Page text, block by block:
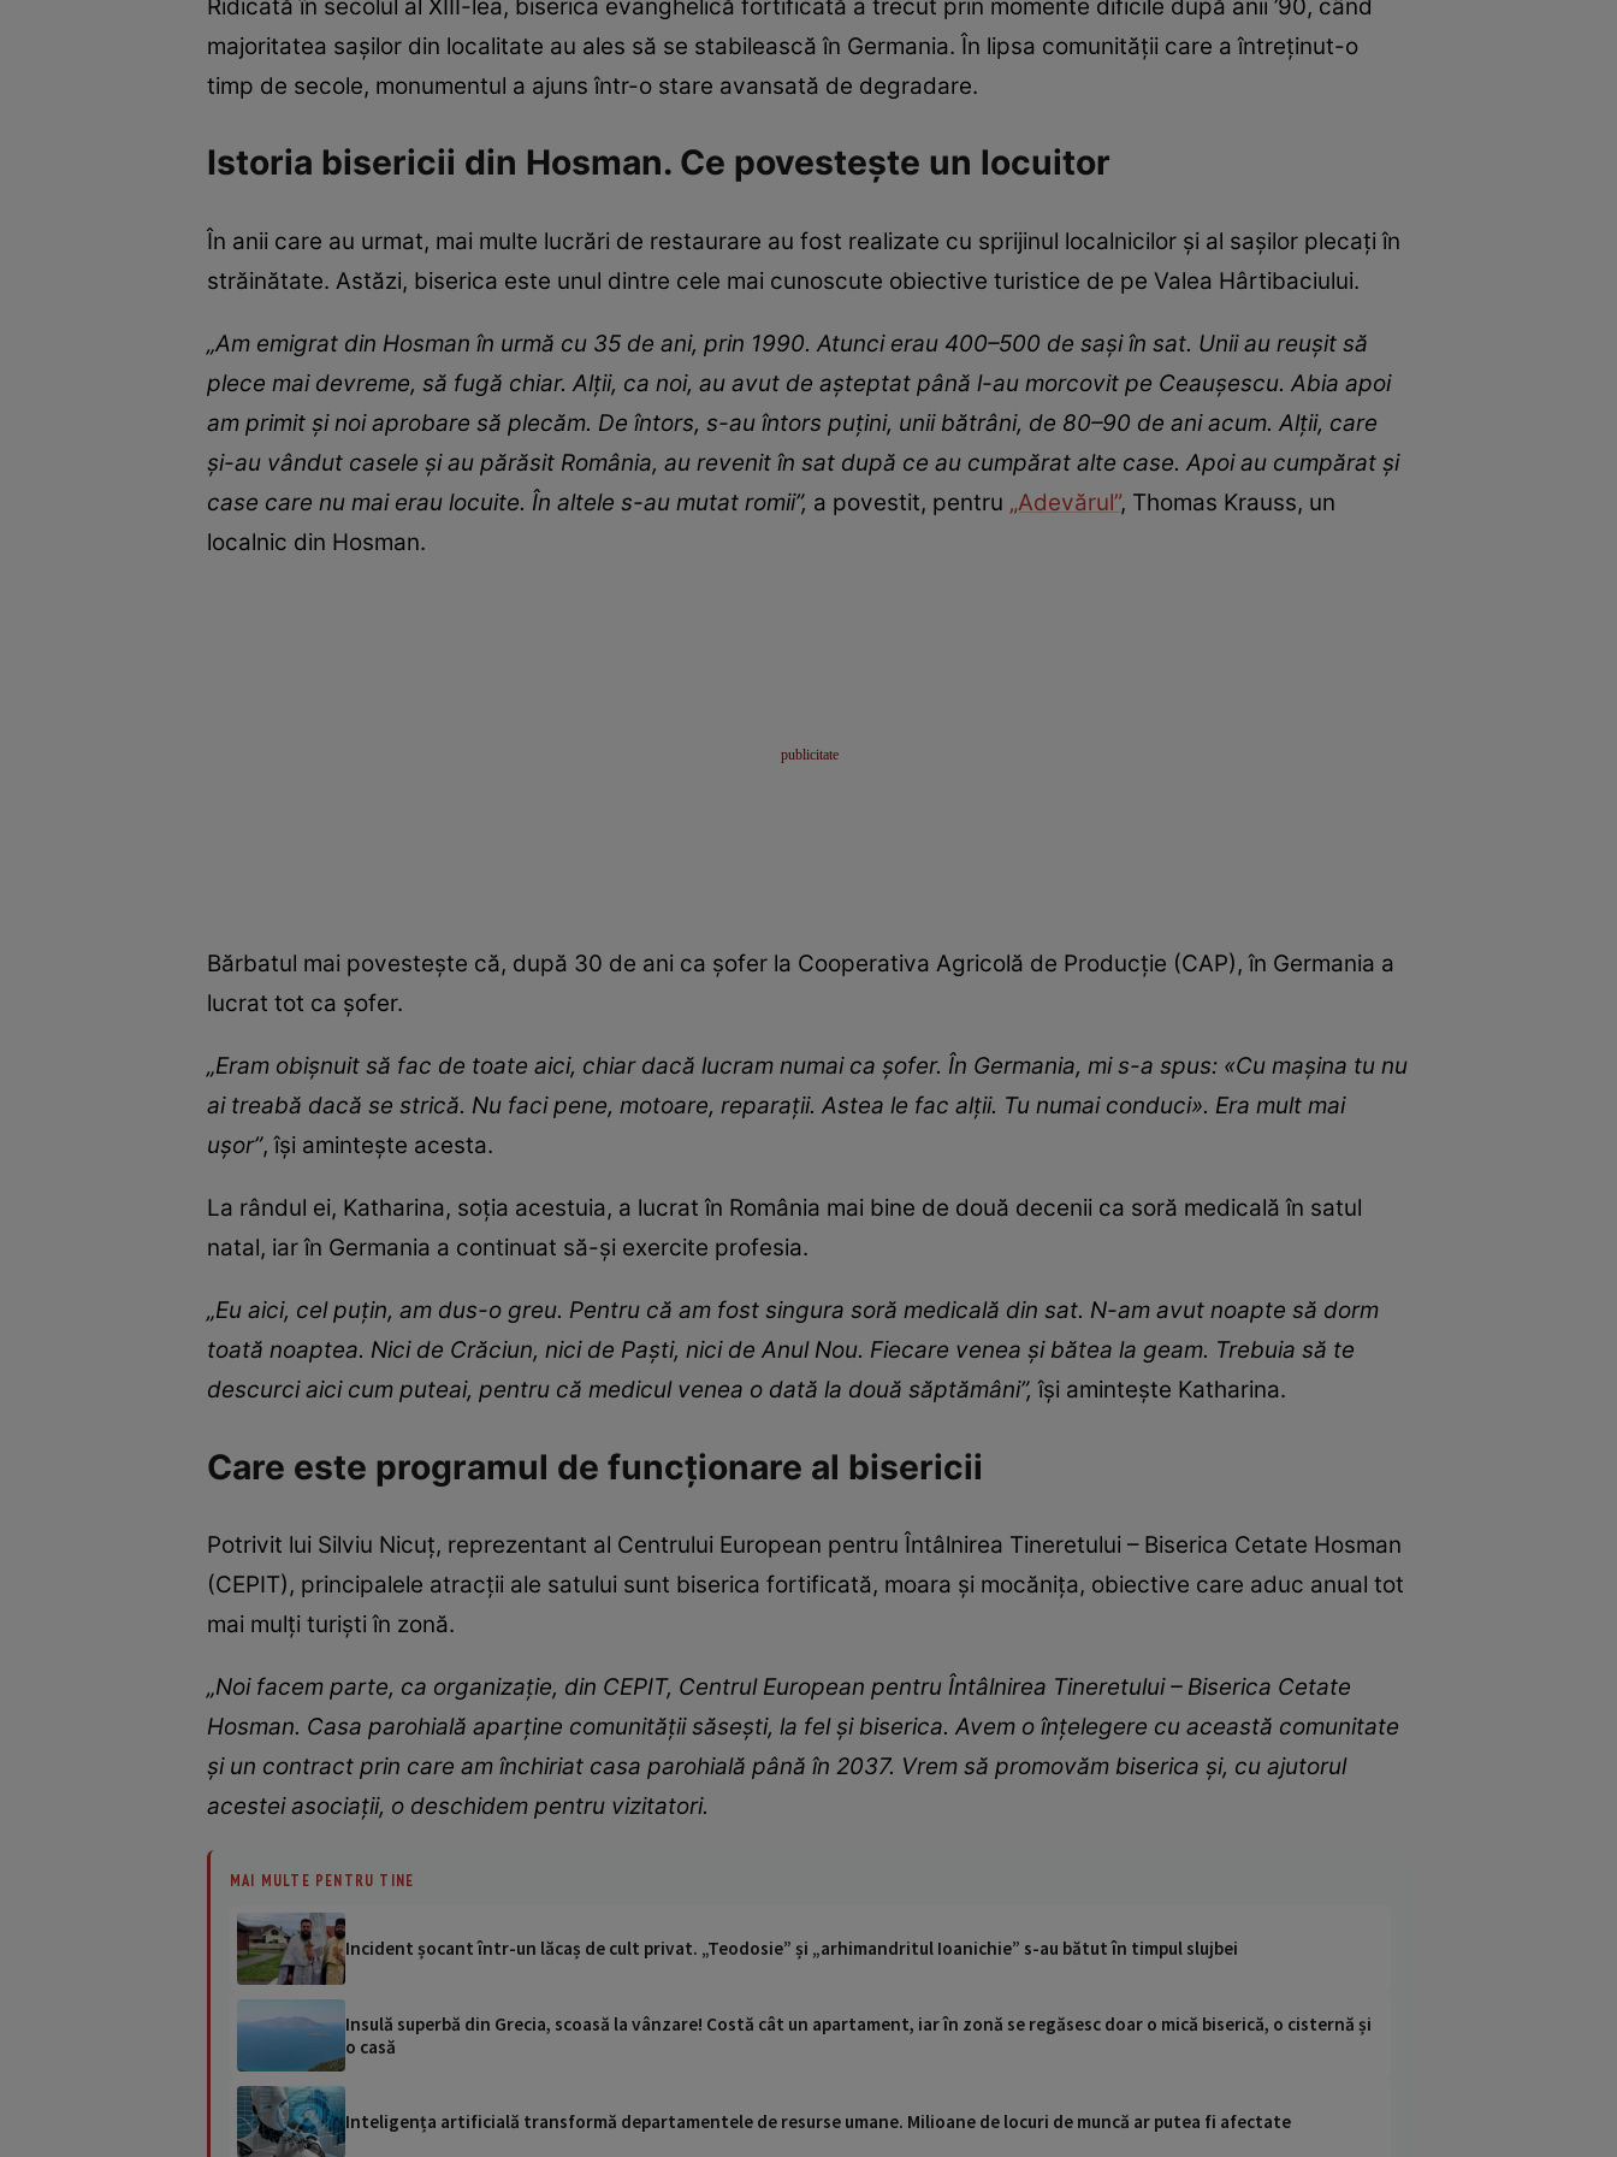
Ridicată în secolul al XIII-lea, biserica evanghelică fortificată a trecut prin momente dificile după anii ’90, când
majoritatea sașilor din localitate au ales să se stabilească în Germania. În lipsa comunității care a întreținut-o
timp de secole, monumentul a ajuns într-o stare avansată de degradare.
Istoria bisericii din Hosman. Ce povestește un locuitor
În anii care au urmat, mai multe lucrări de restaurare au fost realizate cu sprijinul localnicilor și al sașilor plecați în
străinătate. Astăzi, biserica este unul dintre cele mai cunoscute obiective turistice de pe Valea Hârtibaciului.
„Am emigrat din Hosman în urmă cu 35 de ani, prin 1990. Atunci erau 400–500 de sași în sat. Unii au reușit să
plece mai devreme, să fugă chiar. Alții, ca noi, au avut de așteptat până l-au morcovit pe Ceaușescu. Abia apoi
am primit și noi aprobare să plecăm. De întors, s-au întors puțini, unii bătrâni, de 80–90 de ani acum. Alții, care
și-au vândut casele și au părăsit România, au revenit în sat după ce au cumpărat alte case. Apoi au cumpărat și
case care nu mai erau locuite. În altele s-au mutat romii”, a povestit, pentru „Adevărul”, Thomas Krauss, un
localnic din Hosman.
Bărbatul mai povestește că, după 30 de ani ca șofer la Cooperativa Agricolă de Producție (CAP), în Germania a
lucrat tot ca șofer.
„Eram obișnuit să fac de toate aici, chiar dacă lucram numai ca șofer. În Germania, mi s-a spus: «Cu mașina tu nu
ai treabă dacă se strică. Nu faci pene, motoare, reparații. Astea le fac alții. Tu numai conduci». Era mult mai
ușor”, își amintește acesta.
La rândul ei, Katharina, soția acestuia, a lucrat în România mai bine de două decenii ca soră medicală în satul
natal, iar în Germania a continuat să-și exercite profesia.
„Eu aici, cel puțin, am dus-o greu. Pentru că am fost singura soră medicală din sat. N-am avut noapte să dorm
toată noaptea. Nici de Crăciun, nici de Paști, nici de Anul Nou. Fiecare venea și bătea la geam. Trebuia să te
descurci aici cum puteai, pentru că medicul venea o dată la două săptămâni”, își amintește Katharina.
Care este programul de funcționare al bisericii
Potrivit lui Silviu Nicuț, reprezentant al Centrului European pentru Întâlnirea Tineretului – Biserica Cetate Hosman
(CEPIT), principalele atracții ale satului sunt biserica fortificată, moara și mocănița, obiective care aduc anual tot
mai mulți turiști în zonă.
„Noi facem parte, ca organizație, din CEPIT, Centrul European pentru Întâlnirea Tineretului – Biserica Cetate
Hosman. Casa parohială aparține comunității săsești, la fel și biserica. Avem o înțelegere cu această comunitate
și un contract prin care am închiriat casa parohială până în 2037. Vrem să promovăm biserica și, cu ajutorul
acestei asociații, o deschidem pentru vizitatori.
MAI MULTE PENTRU TINE
Incident șocant într-un lăcaș de cult privat. „Teodosie” și „arhimandritul Ioanichie” s-au bătut în timpul slujbei
Insulă superbă din Grecia, scoasă la vânzare! Costă cât un apartament, iar în zonă se regăsesc doar o mică biserică, o cisternă și
o casă
Inteligența artificială transformă departamentele de resurse umane. Milioane de locuri de muncă ar putea fi afectate